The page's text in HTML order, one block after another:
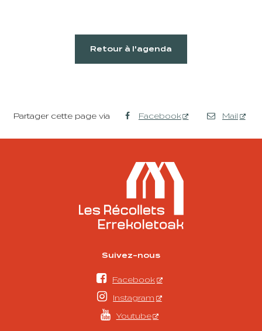
Retour à l'agenda
Partager cette page via Facebook Mail
Suivez-nous
 Facebook
 Instagram
 Youtube